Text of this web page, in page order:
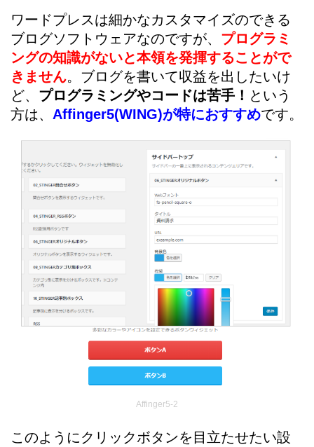
ワードプレスは細かなカスタマイズのできる
ブログソフトウェアなのですが、 プログラミ
ングの知識がないと本領を発揮することがで
きません。ブログを書いて収益を出したいけ
ど、 プログラミングやコードは苦手！ という
方は、 Affinger5(WING)が特におすすめです。
Affinger5-2
このようにクリックボタンを目立たせたい設